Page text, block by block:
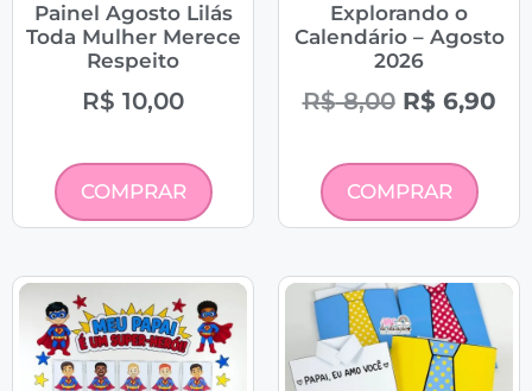
Painel Agosto Lilás
Toda Mulher Merece
Respeito
R$ 10,00
COMPRAR
Explorando o
Calendário – Agosto
2026
R$8,00 R$6,90
COMPRAR